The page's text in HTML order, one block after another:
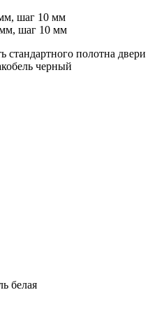
шаг 10 мм
шаг 10 мм
стандартного полотна двери
черный
белая